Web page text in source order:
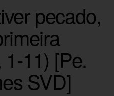
pecado,
1-11) [Pe.
SVD]